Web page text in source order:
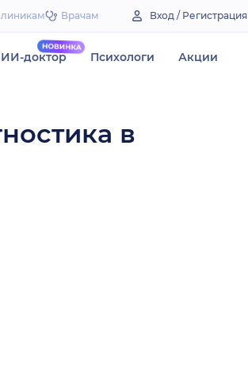
Врачам Вход / Регистрация
ИИ-доктор Психологи Акции
в